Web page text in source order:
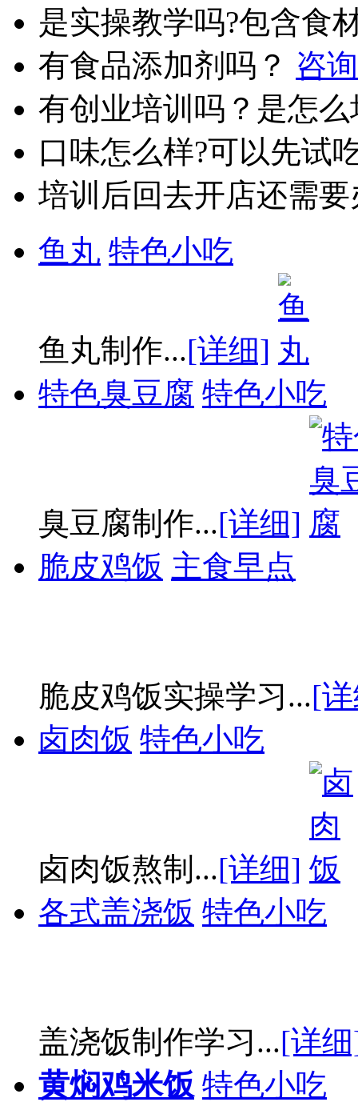
是实操教学吗?包含食
有食品添加剂吗？ 咨
有创业培训吗？是怎
口味怎么样?可以先试
培训后回去开店还需
鱼丸 特色小吃
鱼丸制作...[详细]
特色臭豆腐 特色小吃
臭豆腐制作...[详细]
脆皮鸡饭 主食早点
脆皮鸡饭实操学习...[
卤肉饭 特色小吃
卤肉饭熬制...[详细]
各式盖浇饭 特色小吃
盖浇饭制作学习...[详
黄焖鸡米饭 特色小吃